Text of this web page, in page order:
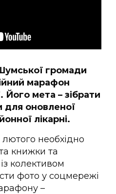
громади
марафон
мета – зібрати
для оновленої
лікарні.
лютого необхідно
книжки та
колективом
фото у соцмережі
–